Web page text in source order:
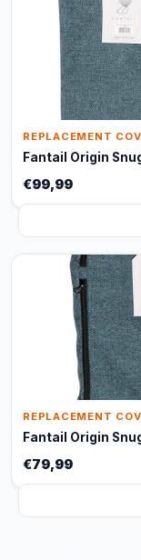
REPLACEMENT
Fantail Origin
€99,99
REPLACEMENT
Fantail Origin
€79,99